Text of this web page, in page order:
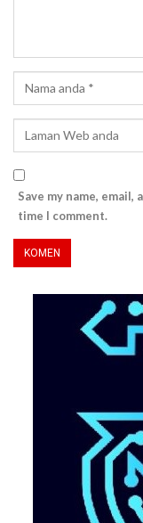
Save my name,
time I comment.